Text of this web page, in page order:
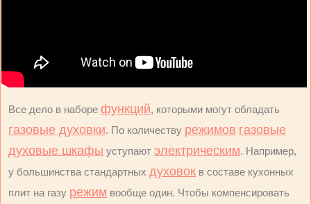
Все дело в наборе функций, которыми могут обладать
газовые духовки. По количеству режимов газовые
духовые шкафы уступают электрическим. Например,
у большинства стандартных духовок в составе кухонных
плит на газу режим вообще один. Чтобы компенсировать